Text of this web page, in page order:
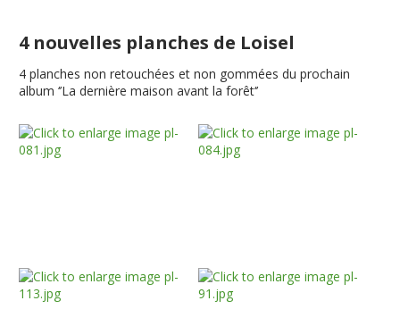
4 nouvelles planches de Loisel
4 planches non retouchées et non gommées du prochain
album ‘’La dernière maison avant la forêt‘’